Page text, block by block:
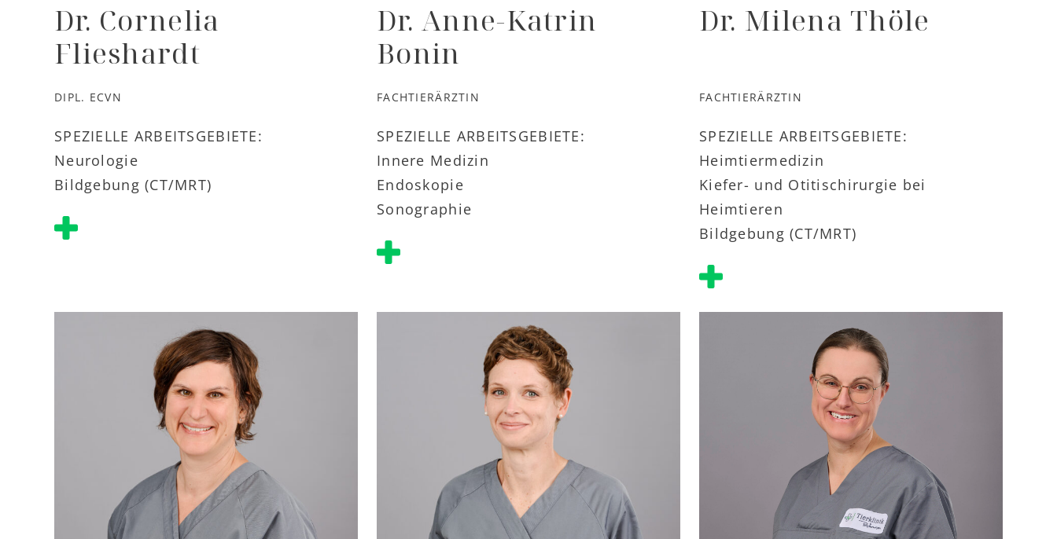
Dr. Cornelia
Flieshardt
DIPL. ECVN
SPEZIELLE ARBEITSGEBIETE:
Neurologie
Bildgebung (CT/MRT)
Dr. Anne-Katrin
Bonin
FACHTIERÄRZTIN
SPEZIELLE ARBEITSGEBIETE:
Innere Medizin
Endoskopie
Sonographie
Dr. Milena Thöle
FACHTIERÄRZTIN
SPEZIELLE ARBEITSGEBIETE:
Heimtiermedizin
Kiefer- und Otitischirurgie bei
Heimtieren
Bildgebung (CT/MRT)